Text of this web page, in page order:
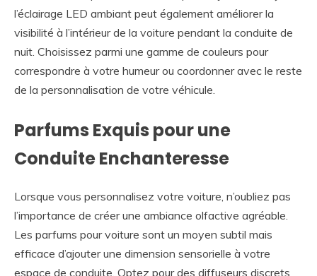
l’éclairage LED ambiant peut également améliorer la
visibilité à l’intérieur de la voiture pendant la conduite de
nuit. Choisissez parmi une gamme de couleurs pour
correspondre à votre humeur ou coordonner avec le reste
de la personnalisation de votre véhicule.
Parfums Exquis pour une
Conduite Enchanteresse
Lorsque vous personnalisez votre voiture, n’oubliez pas
l’importance de créer une ambiance olfactive agréable.
Les parfums pour voiture sont un moyen subtil mais
efficace d’ajouter une dimension sensorielle à votre
espace de conduite. Optez pour des diffuseurs discrets